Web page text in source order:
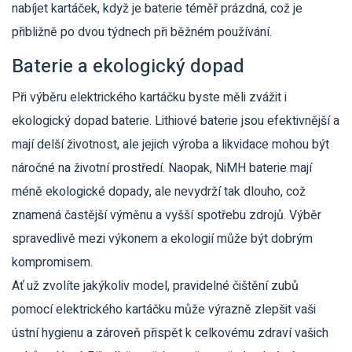
nabíjet kartáček, když je baterie téměř prázdná, což je
přibližně po dvou týdnech při běžném používání.
Baterie a ekologický dopad
Při výběru elektrického kartáčku byste měli zvážit i
ekologický dopad baterie. Lithiové baterie jsou efektivnější a
mají delší životnost, ale jejich výroba a likvidace mohou být
náročné na životní prostředí. Naopak, NiMH baterie mají
méně ekologické dopady, ale nevydrží tak dlouho, což
znamená častější výměnu a vyšší spotřebu zdrojů. Výběr
spravedlivě mezi výkonem a ekologií může být dobrým
kompromisem.
Ať už zvolíte jakýkoliv model, pravidelné čištění zubů
pomocí elektrického kartáčku může výrazně zlepšit vaši
ústní hygienu a zároveň přispět k celkovému zdraví vašich